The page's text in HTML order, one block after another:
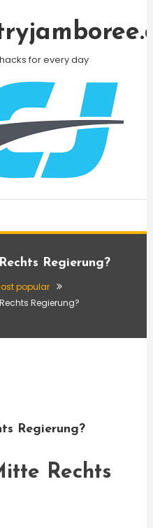
for every day
Regierung?
popular
Regierung?
Regierung?
Rechts